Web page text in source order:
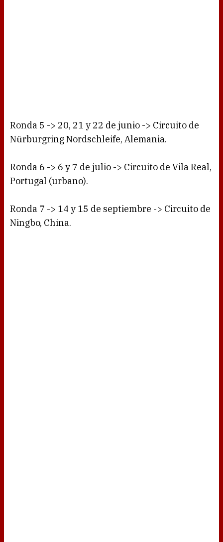
Ronda 5 -> 20, 21 y 22 de junio -> Circuito de
Nürburgring Nordschleife, Alemania.
Ronda 6 -> 6 y 7 de julio -> Circuito de Vila Real,
Portugal (urbano).
Ronda 7 -> 14 y 15 de septiembre -> Circuito de
Ningbo, China.